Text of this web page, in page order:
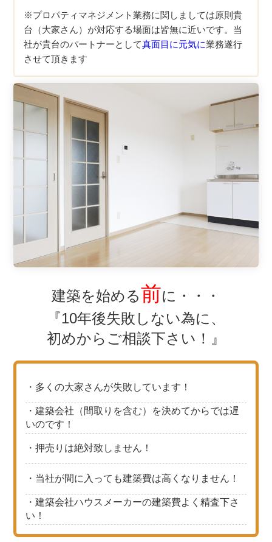
※プロパティマネジメント業務に関しましては原則貴
台（大家さん）が対応する場面は皆無に近いです。当
社が貴台のパートナーとして真面目に元気に業務遂行
させて頂きます
建築を始める前に・・・
『10年後失敗しない為に、
初めからご相談下さい！』
・多くの大家さんが失敗しています！
・建築会社（間取りを含む）を決めてからでは遅
いのです！
・押売りは絶対致しません！
・当社が間に入っても建築費は高くなりません！
・建築会社ハウスメーカーの建築費よく精査下さ
い！